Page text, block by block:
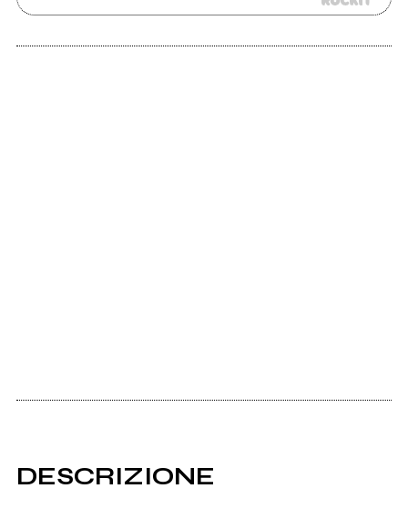
DESCRIZIONE